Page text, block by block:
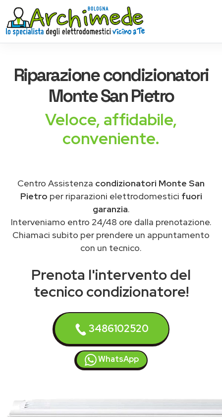
Riparazionecondizionatori
Monte San Pietro
Veloce, affidabile,
conveniente.
Centro Assistenza condizionatori Monte San
Pietro per riparazioni elettrodomestici fuori
garanzia.
Interveniamo entro 24/48 ore dalla prenotazione.
Chiamaci subito per prendere un appuntamento
con un tecnico.
Prenota l'intervento del
tecnico condizionatore!
3486102520
WhatsApp